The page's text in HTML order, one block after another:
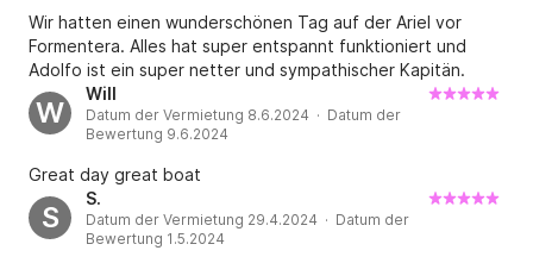
Luken, unsere Idee ist, Ihr Vertrauen zu erhalten, so
dass Sie auf unser neues Boot zurückkehren und uns
empfehlen.
Am Freitag Nachmittag Rückkehr nach Ibiza, werden
großartigen Restaurants zum Abendessen zu gehen,
wissen wir nicht wenige, die nicht typische Touristen
sind, empfehlen wir ... am Samstag ...: ((, müssen wir
Wir hatten einen wunderschönen Tag auf der Ariel vor
Formentera. Alles hat super entspannt funktioniert und
Adolfo ist ein super netter und sympathischer Kapitän.
W
Will
Datum der Vermietung 8.6.2024 · Datum der
Bewertung 9.6.2024
Great day great boat
S
S.
Datum der Vermietung 29.4.2024 · Datum der
Bewertung 1.5.2024